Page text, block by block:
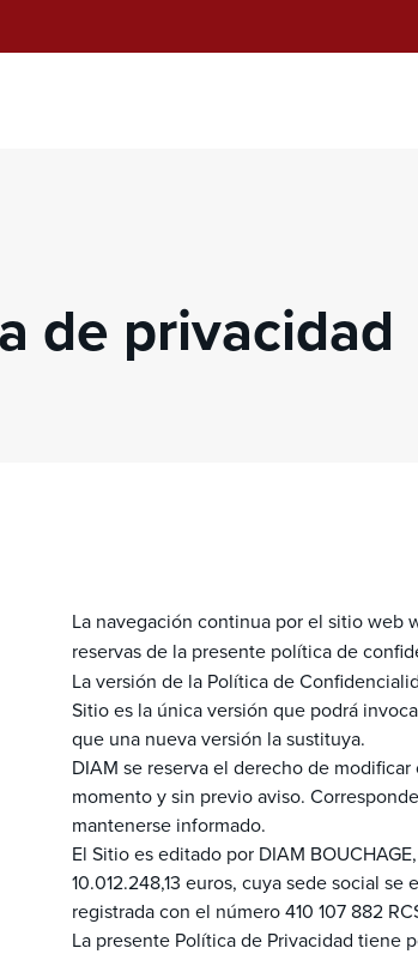
de privacidad
La navegación continua por el sitio web
reservas de la presente política de
La versión de la Política de
Sitio es la única versión que podrá
que una nueva versión la sustituya.
DIAM se reserva el derecho de
momento y sin previo aviso.
mantenerse informado.
El Sitio es editado por DIAM
10.012.248,13 euros, cuya sede social
registrada con el número 410 107 882
La presente Política de Privacidad tiene